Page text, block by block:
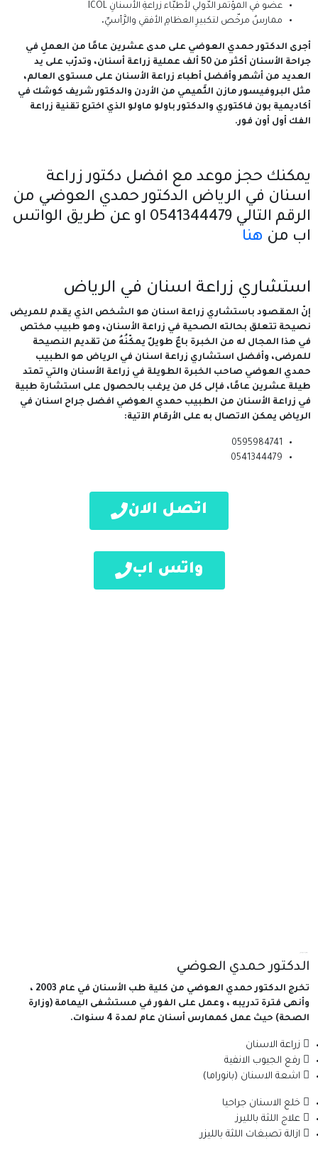
عضو في المؤتمر الدَّولي لأطبَّاء زراعةِ الأسنانِ ICOL
ممارسٌ مرخّص لتكبيرِ العظامِ الأفقي والرَّأسيِّ.
أجرى الدكتور حمدي العوضي على مدى عشرين عامًا من العملِ في
جراحة الأسنان أكثر من 50 ألف عملية زراعة أسنان، وتدرّب على يد
العديد من أشهر وأفضل أطباء زراعة الأسنان على مستوى العالم،
مثل البروفيسور مازن التَّميمي من الأردن والدكتور شريف كوشك في
أكاديمية بون فاكتوري والدكتور باولو ماولو الذي اخترع تقنية زراعة
الفك أول أون فور.
يمكنك حجز موعد مع افضل دكتور زراعة
اسنان في الرياض الدكتور حمدي العوضي من
الرقم التالي 0541344479 او عن طريق الواتس
اب من هنا
استشاري زراعة اسنان في الرياض
إنّ المقصود باستشاري زراعة اسنان هو الشخص الذي يقدم للمريض
نصيحة تتعلق بحالته الصحية في زراعة الأسنان، وهو طبيب مختص
في هذا المجال له من الخبرة باعٌ طويلٌ يمكّنُهُ من تقديم النصيحة
للمرضى، وأفضل استشاري زراعة اسنان في الرياض هو الطبيب
حمدي العوضي صاحب الخبرة الطويلة في زراعة الأسنان والتي تمتد
طيلة عشرين عامًا، فإلى كل من يرغب بالحصول على استشارة طبية
في زراعة الأسنان من الطبيب حمدي العوضي افضل جراح اسنان في
الرياض يمكن الاتصال به على الأرقام الآتية:
0595984741
0541344479
اتصل الان
واتس اب
الدكتور حمدي العوضي
تخرج الدكتور حمدي العوضي من كلية طب الأسنان في عام 2003 ،
وأنهى فترة تدريبه ، وعمل على الفور في مستشفى اليمامة (وزارة
الصحة) حيث عمل كممارس أسنان عام لمدة 4 سنوات.
زراعة الاسنان
رفع الجيوب الانفية
اشعة الاسنان (بانوراما)
خلع الاسنان جراحيا
علاج اللثة بالليرز
ازالة تصبغات اللثة بالليزر